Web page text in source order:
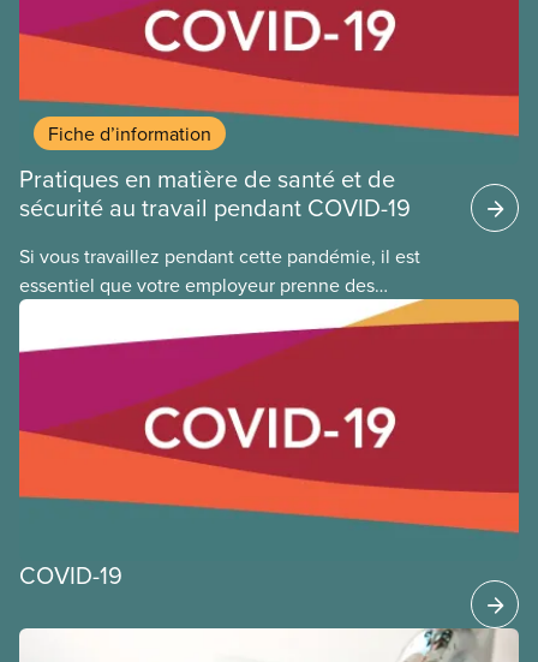
Fiche d’information
Pratiques en matière de santé et de
sécurité au travail pendant COVID-19
Si vous travaillez pendant cette pandémie, il est
essentiel que votre employeur prenne des
précautions supplémentaires en matière de santé
et de sécurité pour limiter votre exposition au virus
qui cause la COVID-19. Cela s’applique que vous
retourniez dans votre lieu de travail ou que vous ne
l’ayez jamais quitté. Vous trouverez ci-dessous des
orientations générales et de bonnes pratiques que
les membres du SCFP peuvent appliquer au travail
pendant cette pandémie de COVID-19.
COVID-19